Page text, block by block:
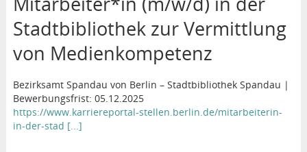
Stadtbibliothek zur Vermittlung
von Medienkompetenz
Bezirksamt Spandau von Berlin – Stadtbibliothek Spandau |
Bewerbungsfrist: 05.12.2025
https://www.karriereportal-stellen.berlin.de/mitarbeiterin-
in-der-stad [...]